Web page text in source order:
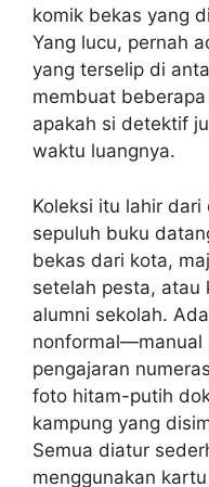
komik bekas yang
Yang lucu, pernah
yang terselip di
membuat
apakah si detektif
waktu luangnya.
Koleksi itu lahir
sepuluh buku
bekas dari kota,
setelah pesta, atau
alumni sekolah.
nonformal—manual
pengajaran
foto hitam-putih
kampung yang
Semua diatur
menggunakan